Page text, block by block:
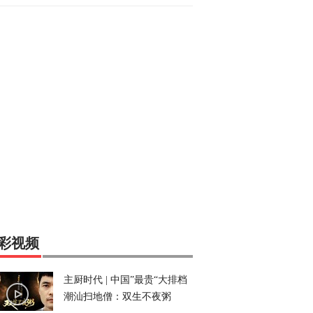
视频
主厨时代 | 中国”最贵“大排档
潮汕扫地僧：双生不夜粥